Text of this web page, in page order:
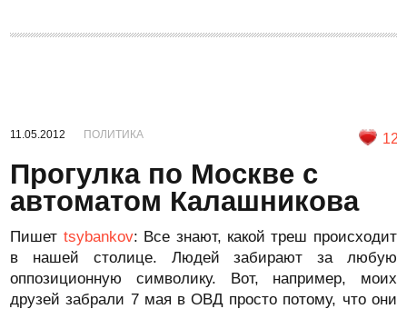
11.05.2012 ПОЛИТИКА 12
Прогулка по Москве с
автоматом Калашникова
Пишет tsybankov: Все знают, какой треш происходит
в нашей столице. Людей забирают за любую
оппозиционную символику. Вот, например, моих
друзей забрали 7 мая в ОВД просто потому, что они